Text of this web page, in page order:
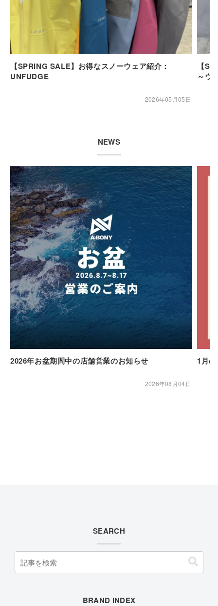
【SPRING SALE】お得なスノーウェア紹介：
UNFUDGE
2026年05月05日
【
～ウ
NEWS
2026年お盆期間中の店舗営業のお知らせ
2026年08月04日
1月
SEARCH
BRAND INDEX